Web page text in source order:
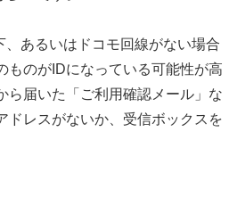
あるいはドコモ回線がない場合
ものがIDになっている可能性が高
ら届いた「ご利用確認メール」な
ドレスがないか、受信ボックスを